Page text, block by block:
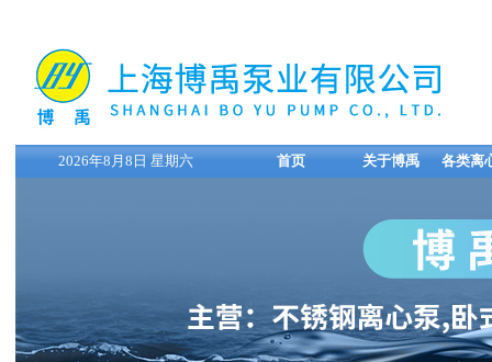
2026年8月8日 星期六 首页 关于博禹 各类离